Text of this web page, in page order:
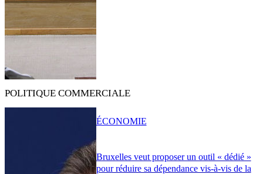
POLITIQUE COMMERCIALE
Bruxelles veut proposer un outil « dédié »
pour réduire sa dépendance vis-à-vis de la
ÉCONOMIE